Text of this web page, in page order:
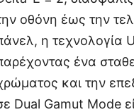
οθόνη έως την
η τεχνολογία
ένα
και την
Dual Gamut Mode